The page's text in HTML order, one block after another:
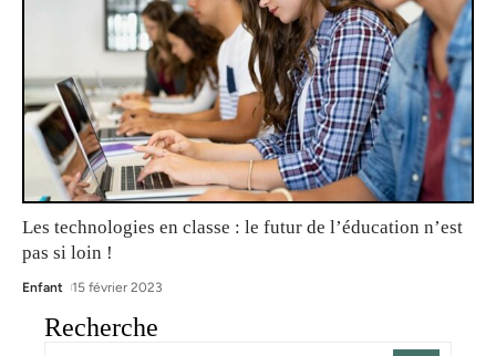
Les technologies en classe : le futur de l’éducation n’est
pas si loin !
Enfant 15 février 2023
Recherche